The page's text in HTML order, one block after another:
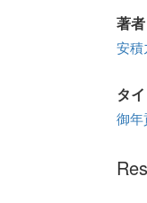
著者
安積
タ
御年